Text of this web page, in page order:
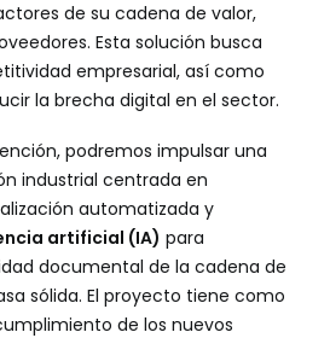
de su cadena de valor,
Esta solución busca
empresarial, así como
la brecha digital en el sector.
podremos impulsar una
industrial centrada en
automatizada y
artificial (IA) para
documental de la cadena de
sólida. El proyecto tiene como
de los nuevos